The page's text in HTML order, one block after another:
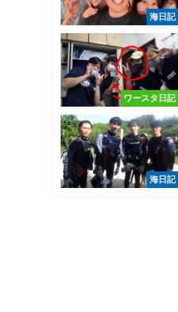
海日記
ワースタ日記
海日記